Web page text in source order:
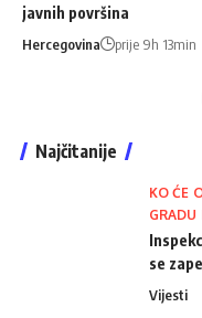
javnih površina
Hercegovina prije 9h 13min
Najčitanije
KO ĆE
GRADU
se
Vijesti